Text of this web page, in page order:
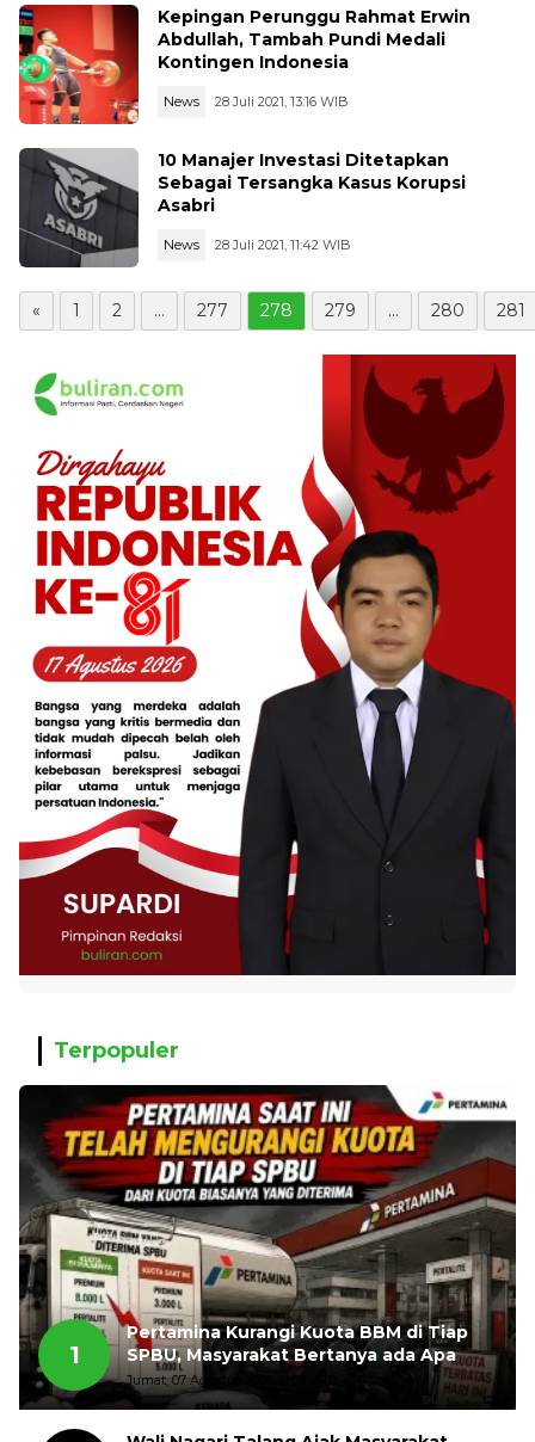
Kepingan Perunggu Rahmat Erwin
Abdullah, Tambah Pundi Medali
Kontingen Indonesia
News 28 Juli 2021, 13:16 WIB
10 Manajer Investasi Ditetapkan
Sebagai Tersangka Kasus Korupsi
Asabri
News 28 Juli 2021, 11:42 WIB
« 1 2 ... 277 278 279 ... 280 281
Terpopuler
1
Pertamina Kurangi Kuota BBM di Tiap
SPBU, Masyarakat Bertanya ada Apa
Jumat, 07 Agustus 2026, 11:03 WIB